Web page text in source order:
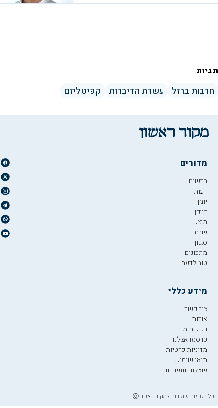
תגיות
חרבות ברזל עשרת הדיברות קפיטליזם
מדורים
חדשות
דעות
יומן
דיוקן
מוצש
שבת
סגנון
מתכונים
טוב לדעת
מידע כללי
צור קשר
אודות
רכישת מנוי
פרסמו אצלנו
מדיניות פרטיות
תנאי שימוש
שאלות ותשובות
כל הזכויות שמורות למקור ראשון ⓒ